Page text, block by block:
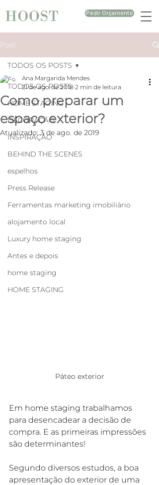
Pedir Orçamento
Post
TODOS OS POSTS
HOME STAGING
DECORAÇÃO
INSPIRAÇÃO
BEHIND THE SCENES
espelhos
Press Release
Ferramentas marketing imobiliário
alojamento local
Luxury home staging
Antes e depois
home staging
HOME STAGING
TODOS OS POSTS
Como preparar um
espaço exterior?
Ana Margarida Mendes
21 de ago. de 2018 2 min de leitura
Atualizado:3 de ago. de 2019
Páteo exterior
Em home staging trabalhamos
para desencadear a decisão de
compra. E as primeiras impressões
são determinantes!⠀
Segundo diversos estudos, a boa
apresentação do exterior de uma